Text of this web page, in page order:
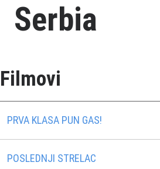
Serbia
Filmovi
PRVA KLASA PUN GAS!
POSLEDNJI STRELAC